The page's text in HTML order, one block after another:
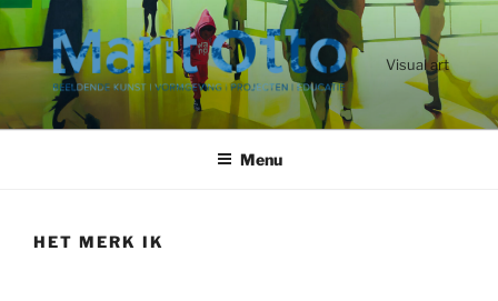
Ga
naar
de
Visual art
Menu
HET MERK IK